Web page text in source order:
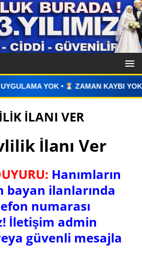
KAYBI YOK • İLAN VERİN •
İLANI VER
İlanı Ver
Hanımların
bayan ilanlarında
numarası
İletişim admin
güvenli mesajla